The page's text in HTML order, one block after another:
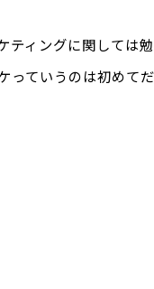
ティングに関しては
っていうのは初めて